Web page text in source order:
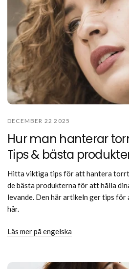
DECEMBER 22 2025
Hur man hanterar
Tips & bästa
Hitta viktiga tips för att hantera
de bästa produkterna för att hålla
levande. Den här artikeln ger tips
hår.
Läs mer på engelska